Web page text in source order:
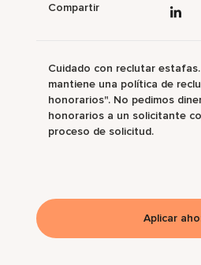
Compartir
Cuidado con reclutar
mantiene una política de
honorarios". No pedimos
honorarios a un solicitante
proceso de solicitud.
Aplicar